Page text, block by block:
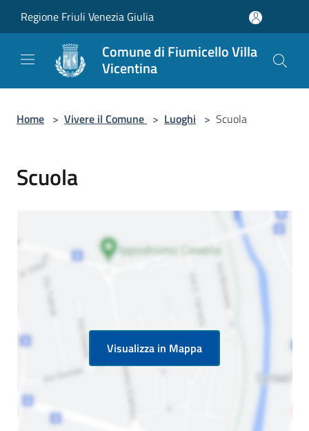
Regione Friuli Venezia Giulia
Comune di Fiumicello Villa
Vicentina
Home > Vivere il Comune > Luoghi > Scuola
Scuola
Visualizza in Mappa